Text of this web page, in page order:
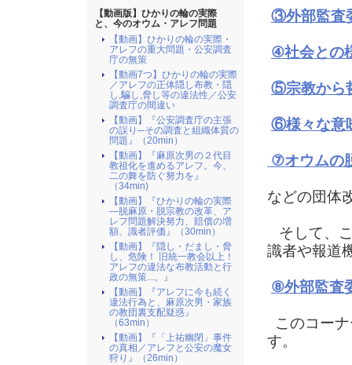
③外部監査
④社会との
⑤宗教から
⑥様々な意
⑦オウムの
などの団体
そして、
識者や報道
⑧外部監査
このコー
す。
【動画版】ひかりの輪の実際
と、今のオウム・アレフ問題
【動画】ひかりの輪の実際・
アレフの重大問題・公安調査
庁の無策
【動画7つ】ひかりの輪の実際
／アレフの正体隠し布教・隠
し,騙し,脅し等の違法性／公安
調査庁の間違い
【動画】『公安調査庁の主張
の誤り─その調査と組織体質の
問題』（20min）
【動画】『麻原次男の２代目
教祖化を進めるアレフ。今、
二の舞を防ぐ努力を』
（34min)
【動画】『ひかりの輪の実際
―脱麻原・脱宗教の改革、ア
レフ問題解決努力、賠償の増
額、識者評価』（30min）
【動画】『隠し・だまし・脅
し、危険！ 旧統一教会以上！
アレフの違法な布教活動と行
政の無策...。』
【動画】『アレフに今も続く
違法行為と、麻原次男・家族
の教団裏支配疑惑』
（63min）
【動画】『「上祐幽閉」事件
の真相／アレフと公安の魔女
狩り』（26min）